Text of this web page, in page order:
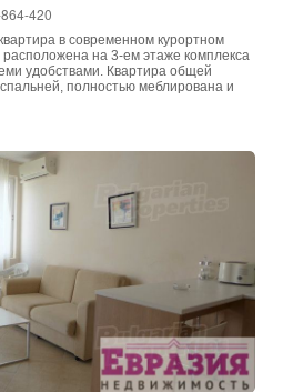
420
в современном курортном
на 3-ем этаже комплекса
удобствами. Квартира общей
полностью меблирована и